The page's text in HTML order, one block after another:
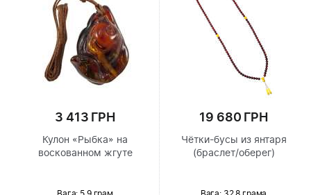
3 413 ГРН
Кулон «Рыбка» на
воскованном жгуте
19 680 ГРН
Чётки-бусы из янтаря
(браслет/оберег)